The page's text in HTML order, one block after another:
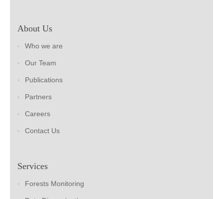
About Us
Who we are
Our Team
Publications
Partners
Careers
Contact Us
Services
Forests Monitoring